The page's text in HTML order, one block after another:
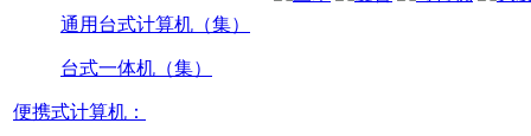
通用台式计算机（集）
台式一体机（集）
便携式计算机：